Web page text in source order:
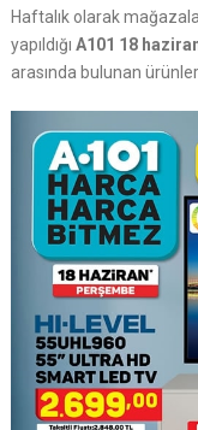
Haftalık olarak
yapıldığı A101 18
arasında bulunan